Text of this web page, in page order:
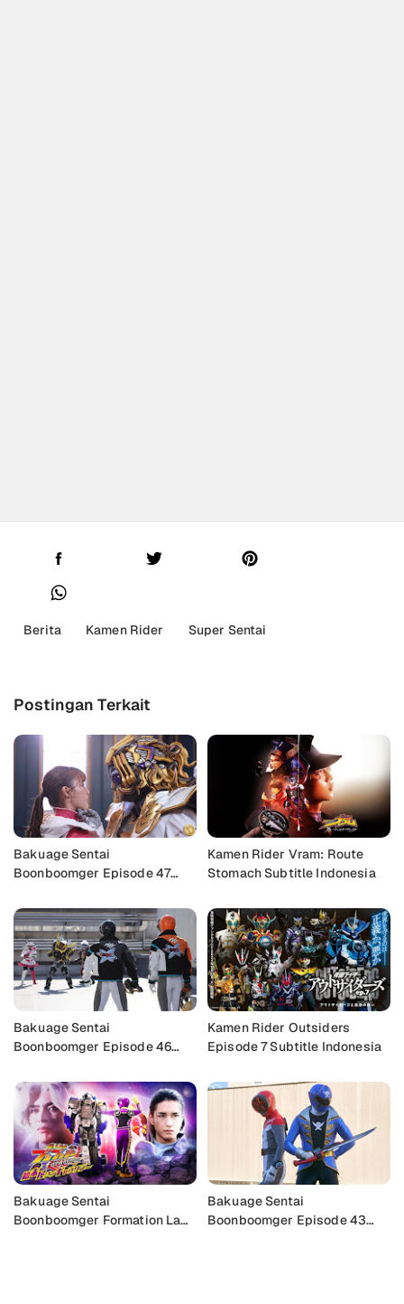
Berita Kamen Rider Super Sentai
Postingan Terkait
Bakuage Sentai
Boonboomger Episode 47
Kamen Rider Vram: Route
Stomach Subtitle Indonesia
Bakuage Sentai
Boonboomger Episode 46
Kamen Rider Outsiders
Episode 7 Subtitle Indonesia
Bakuage Sentai
Boonboomger Formation Lap:
Bakuage Sentai
Boonboomger Episode 43